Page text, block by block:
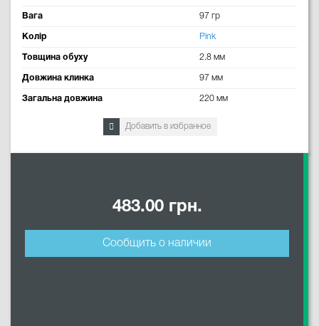
Вага 97 гр
Колір Pink
Товщина обуху 2.8 мм
Довжина клинка 97 мм
Загальна довжина 220 мм
Добавить в избранное
483.00 грн.
Сообщить о наличии